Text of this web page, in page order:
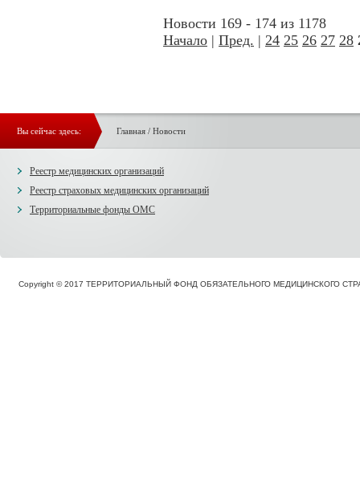
Новости 169 - 174 из 1178
Начало | Пред. | 24 25 26 27 28
Вы сейчас здесь: Главная/ Новости
Реестр медицинских организаций
Реестр страховых медицинских организаций
Территориальные фонды ОМС
Copyright © 2017 ТЕРРИТОРИАЛЬНЫЙ ФОНД ОБЯЗАТЕЛЬНОГО МЕДИЦИНСКОГО